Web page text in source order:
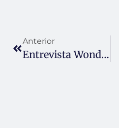
Anterior
Entrevista Wondercool